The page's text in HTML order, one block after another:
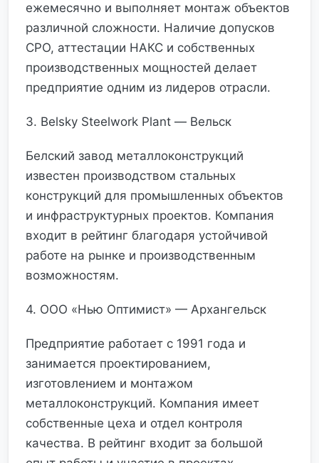
ежемесячно и выполняет монтаж объектов
различной сложности. Наличие допусков
СРО, аттестации НАКС и собственных
производственных мощностей делает
предприятие одним из лидеров отрасли.
3. Belsky Steelwork Plant — Вельск
Белский завод металлоконструкций
известен производством стальных
конструкций для промышленных объектов
и инфраструктурных проектов. Компания
входит в рейтинг благодаря устойчивой
работе на рынке и производственным
возможностям.
4. ООО «Нью Оптимист» — Архангельск
Предприятие работает с 1991 года и
занимается проектированием,
изготовлением и монтажом
металлоконструкций. Компания имеет
собственные цеха и отдел контроля
качества. В рейтинг входит за большой